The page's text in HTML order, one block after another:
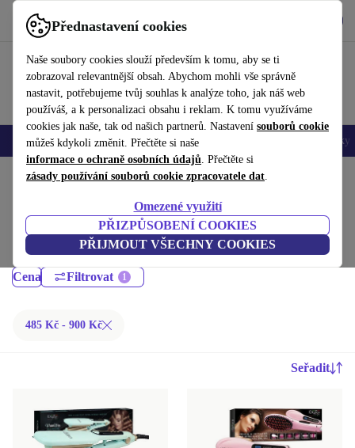
Přednastavení cookies
Naše soubory cookies slouží především k tomu, aby se ti
zobrazoval relevantnější obsah. Abychom mohli vše správně
nastavit, potřebujeme tvůj souhlas k analýze toho, jak náš web
používáš, a k personalizaci obsahu i reklam. K tomu využíváme
cookies jak naše, tak od našich partnerů. Nastavení souborů cookie
můžeš kdykoli změnit. Přečtěte si naše
informace o ochraně osobních údajů. Přečtěte si
zásady používání souborů cookie zpracovatele dat.
Omezené využití
PŘIZPŮSOBENÍ COOKIES
PŘIJMOUT VŠECHNY COOKIES
Používejte refurbed rychle a snadno
Mobily a smartphony Notebooky Tablety Doplňky
Domů Produkty Zdraví a krása
Vysoce kvalitní repasované přístroje na péči o tělo a pleť za skvělou
cenu. Udržitelnější volba s minimálně 12měsíční zárukou.
Cena Filtrovat
485 Kč - 900 Kč
Seřadit